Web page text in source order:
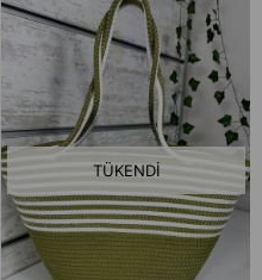
TÜKENDI